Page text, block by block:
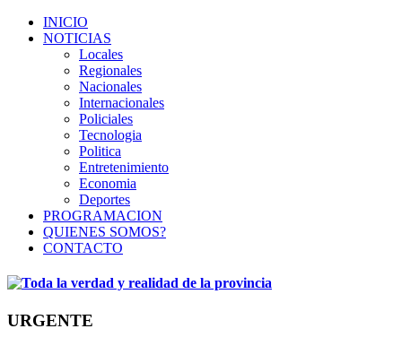
INICIO
NOTICIAS
Locales
Regionales
Nacionales
Internacionales
Policiales
Tecnologia
Politica
Entretenimiento
Economia
Deportes
PROGRAMACION
QUIENES SOMOS?
CONTACTO
URGENTE